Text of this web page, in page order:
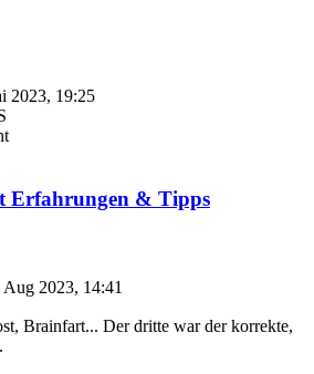
2023, 19:25
Erfahrungen & Tipps
Aug 2023, 14:41
Brainfart... Der dritte war der korrekte,